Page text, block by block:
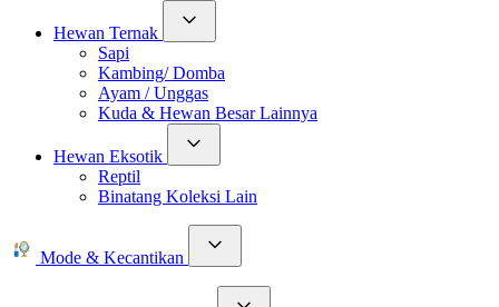
Hewan Ternak
Sapi
Kambing/ Domba
Ayam / Unggas
Kuda & Hewan Besar Lainnya
Hewan Eksotik
Reptil
Binatang Koleksi Lain
Mode & Kecantikan